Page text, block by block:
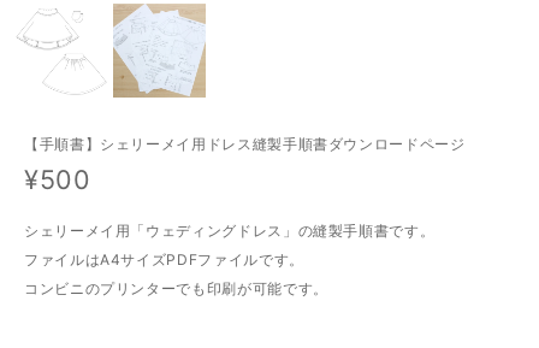
【手順書】シェリーメイ用ドレス縫製手順書ダウンロードページ
¥500
シェリーメイ用「ウェディングドレス」の縫製手順書です。
ファイルはA4サイズPDFファイルです。
コンビニのプリンターでも印刷が可能です。